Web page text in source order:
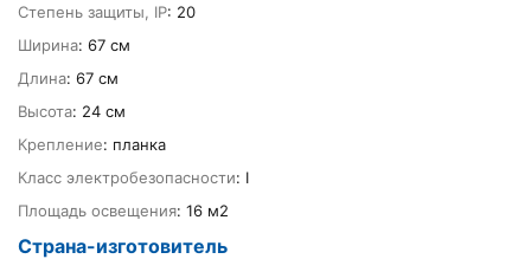
Степень защиты, IP: 20
Ширина: 67 см
Длина: 67 см
Высота: 24 см
Крепление: планка
Класс электробезопасности: I
Площадь освещения: 16 м2
Страна-изготовитель